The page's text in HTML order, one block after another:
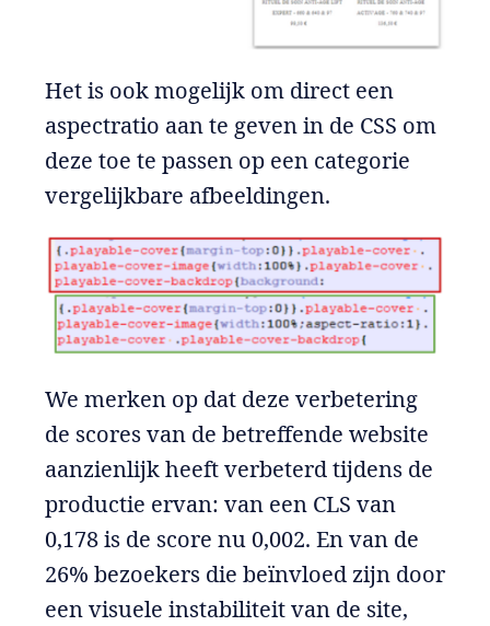
Het is ook mogelijk om direct een
aspectratio aan te geven in de CSS om
deze toe te passen op een categorie
vergelijkbare afbeeldingen.
We merken op dat deze verbetering
de scores van de betreffende website
aanzienlijk heeft verbeterd tijdens de
productie ervan: van een CLS van
0,178 is de score nu 0,002. En van de
26% bezoekers die beïnvloed zijn door
een visuele instabiliteit van de site,